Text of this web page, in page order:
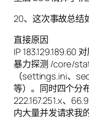
20、这次事故总结
直接原因
IP 183.129.189.60
暴力探测 /core/
（settings.ini、
等）。同时四个分
222.167.251.x、
内大量并发请求我